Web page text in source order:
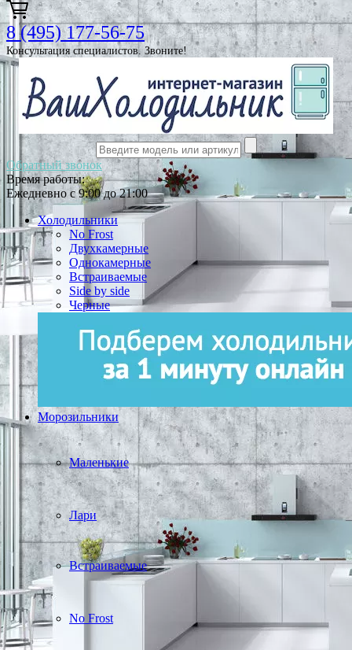
8 (495) 177-56-75
Консультация специалистов. Звоните!
Обратный звонок
Время работы:
Ежедневно с 9:00 до 21:00
Холодильники
No Frost
Двухкамерные
Однокамерные
Встраиваемые
Side by side
Черные
Морозильники
Маленькие
Лари
Встраиваемые
No Frost